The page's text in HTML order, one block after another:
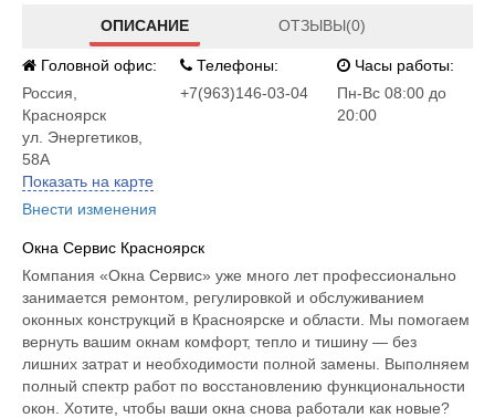
ОПИСАНИЕ ОТЗЫВЫ(0)
Головной офис:
Россия
Красноярск
ул. Энергетиков,
58А
Показать на карте
Внести изменения
Телефоны:
+7(963)146-03-04
Часы работы:
Пн-Вс 08:00 до
20:00
Окна Сервис Красноярск
Компания «Окна Сервис» уже много лет профессионально
занимается ремонтом, регулировкой и обслуживанием
оконных конструкций в Красноярске и области. Мы помогаем
вернуть вашим окнам комфорт, тепло и тишину — без
лишних затрат и необходимости полной замены. Выполняем
полный спектр работ по восстановлению функциональности
окон. Хотите, чтобы ваши окна снова работали как новые?